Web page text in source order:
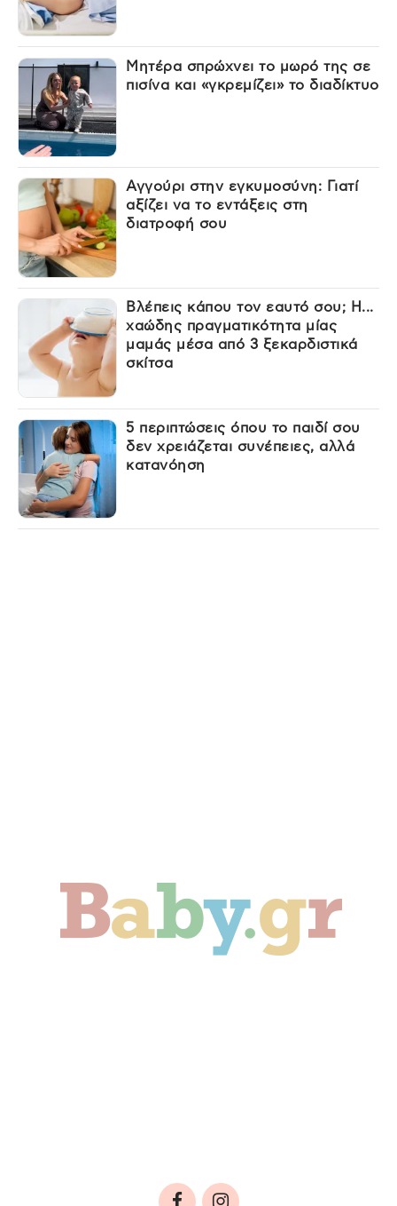
Μητέρα σπρώχνει το μωρό της σε
πισίνα και «γκρεμίζει» το διαδίκτυο
Αγγούρι στην εγκυμοσύνη: Γιατί
αξίζει να το εντάξεις στη
διατροφή σου
Βλέπεις κάπου τον εαυτό σου; Η...
χαώδης πραγματικότητα μίας
μαμάς μέσα από 3 ξεκαρδιστικά
σκίτσα
5 περιπτώσεις όπου το παιδί σου
δεν χρειάζεται συνέπειες, αλλά
κατανόηση